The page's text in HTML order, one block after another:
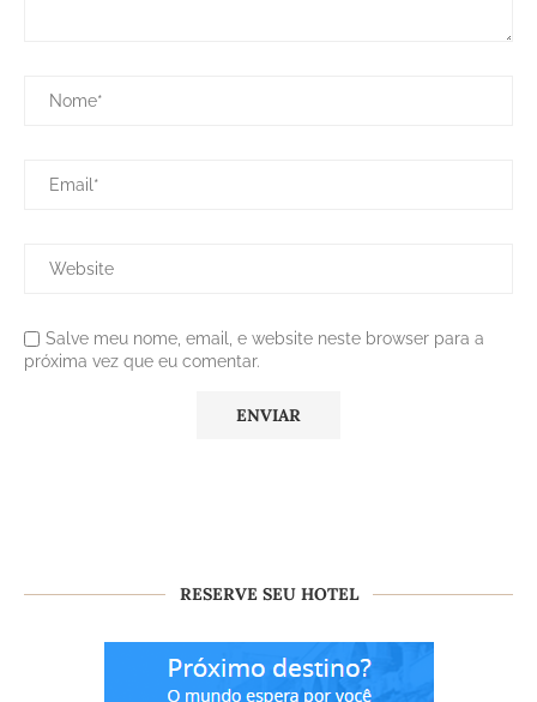
Salve meu nome, email, e website neste browser para a
próxima vez que eu comentar.
RESERVE SEU HOTEL